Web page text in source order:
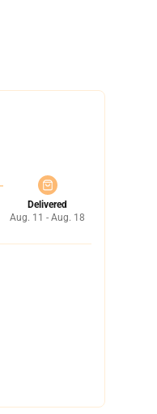
Delivered
Aug. 11 - Aug. 18